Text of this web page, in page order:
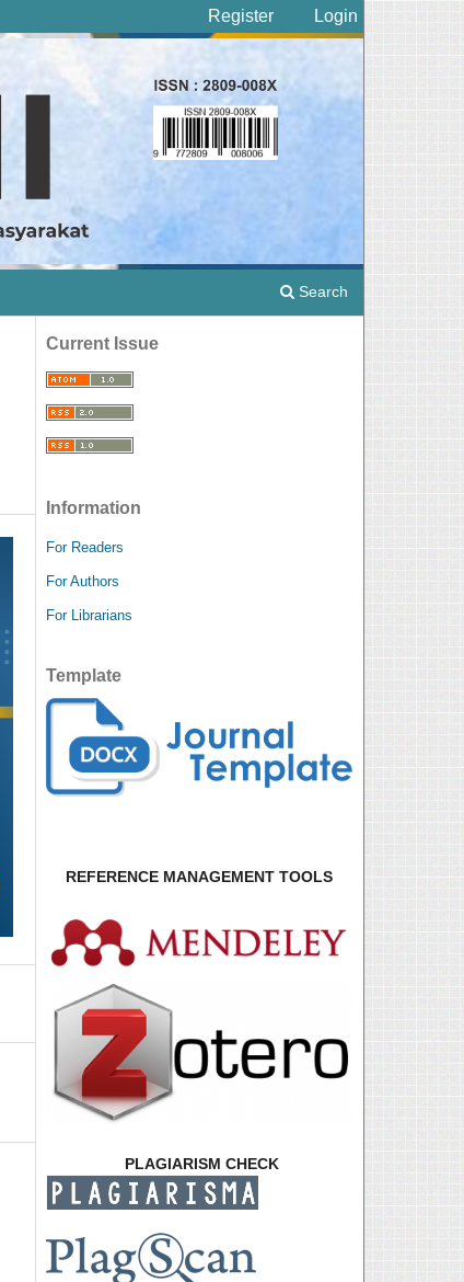
Search
Register Login
Current Issue
Information
For Readers
For Authors
For Librarians
Template
REFERENCE MANAGEMENT TOOLS
PLAGIARISM CHECK